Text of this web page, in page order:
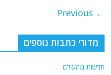
← Previous
מדורי כתבות נוספים
חדשות מהעולם